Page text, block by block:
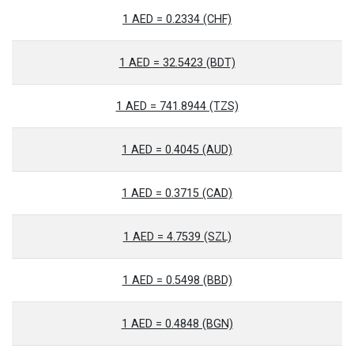
1 AED = 0.2334 (CHF)
1 AED = 32.5423 (BDT)
1 AED = 741.8944 (TZS)
1 AED = 0.4045 (AUD)
1 AED = 0.3715 (CAD)
1 AED = 4.7539 (SZL)
1 AED = 0.5498 (BBD)
1 AED = 0.4848 (BGN)